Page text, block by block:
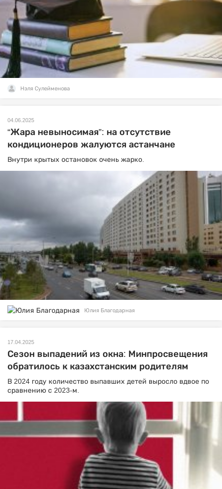
Нэля Сулейменова
04.06.2025
“Жара невыносимая”: на отсутствие
кондиционеров жалуются астанчане
Внутри крытых остановок очень жарко.
Юлия Благодарная
17.04.2025
Сезон выпадений из окна: Минпросвещения
обратилось к казахстанским родителям
В 2024 году количество выпавших детей выросло вдвое по
сравнению с 2023-м.